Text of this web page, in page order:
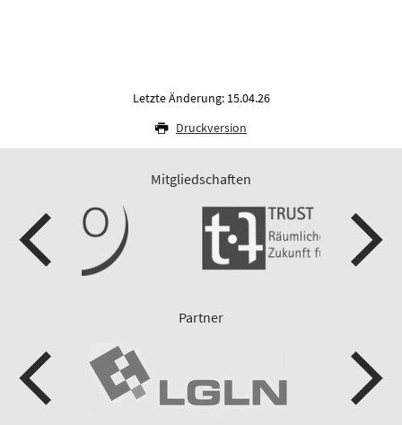
Letzte Änderung: 15.04.26
Druckversion
Mitgliedschaften
Partner